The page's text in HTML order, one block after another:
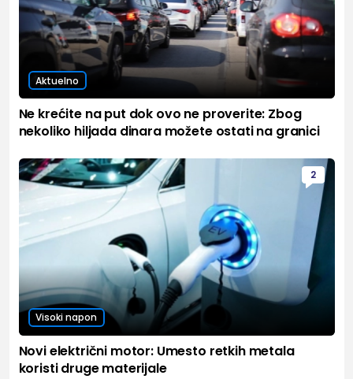
Aktuelno
Ne krećite na put dok ovo ne proverite: Zbog
nekoliko hiljada dinara možete ostati na granici
2
Visoki napon
Novi električni motor: Umesto retkih metala
koristi druge materijale